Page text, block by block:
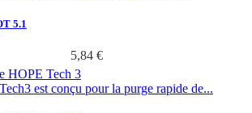
5.1
5,84 €
est conçu pour la purge rapide de...